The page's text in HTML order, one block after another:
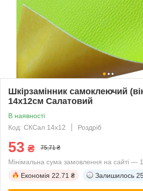
Шкірзамінник самоклеючий
14х12см Салатовий
В наявності
Код: СКСал 14х12
Роздріб
53 ₴ 75,71 ₴
Мінімальна сума замовлення на сайті —
Економія 22.71 ₴ Залишилось